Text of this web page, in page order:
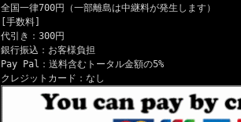
全国一律700円（一部離島は中継料が発生します）
[手数料]
代引き：300円
銀行振込：お客様負担
Pay Pal：送料含むトータル金額の5%
クレジットカード：なし